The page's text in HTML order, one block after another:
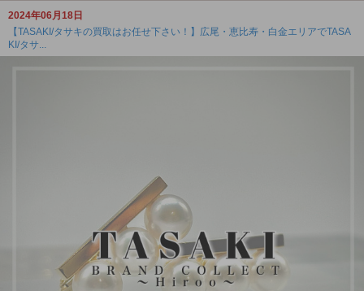
2024年06月18日
【TASAKI/タサキの買取はお任せ下さい！】広尾・恵比寿・白金エリアでTASA
KI/タサ...